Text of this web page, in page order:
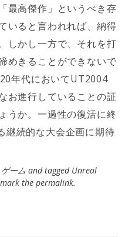
最高傑作」というべき存
いると言われれば、納得
しかし一方で、それを打
めきることができないで
年代においてUT2004
お進行していることの証
うか。一過性の復活に終
続的な大会企画に期待
ゲーム and tagged Unreal
the permalink.